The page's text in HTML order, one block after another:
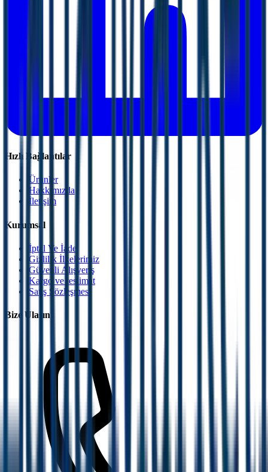
Hızlı Bağlantılar
Ürünler
Hakkımızda
İletişim
Kurumsal
İptal Ve İade
Gizlilik İlkelerimiz
Güvenli Alışveriş
Kargo ve teslimat
Satış Sözleşmesi
Bize Ulaşın